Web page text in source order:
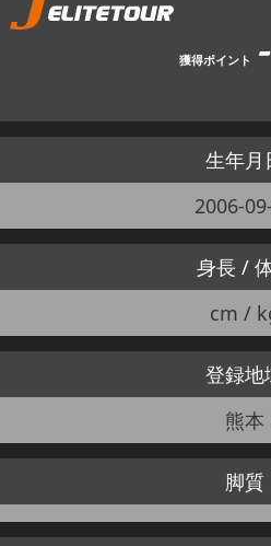
獲得ポイント -
生年月
2006-
身長 /
cm /
登録地
熊本
脚質